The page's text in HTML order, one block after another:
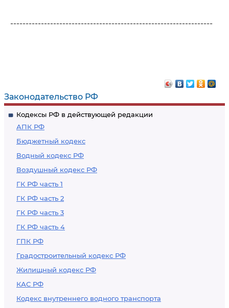
Законодательство РФ
Кодексы РФ в действующей редакции
АПК РФ
Бюджетный кодекс
Водный кодекс РФ
Воздушный кодекс РФ
ГК РФ часть 1
ГК РФ часть 2
ГК РФ часть 3
ГК РФ часть 4
ГПК РФ
Градостроительный кодекс РФ
Жилищный кодекс РФ
КАС РФ
Кодекс внутреннего водного транспорта
------------------------------------------------------------------